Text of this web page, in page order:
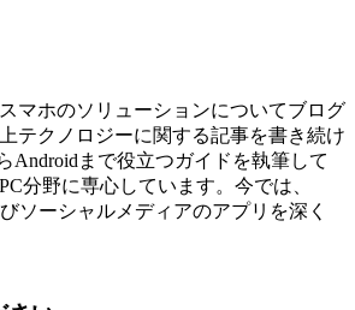
マホのソリューションについてブログ
テクノロジーに関する記事を書き続け
Androidまで役立つガイドを執筆して
分野に専心しています。今では、
ソーシャルメディアのアプリを深く